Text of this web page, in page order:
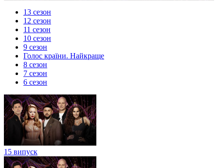
13 сезон
12 сезон
11 сезон
10 сезон
9 сезон
Голос країни. Найкраще
8 сезон
7 сезон
6 сезон
15 випуск